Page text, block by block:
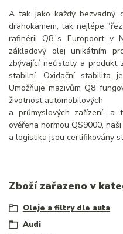
A tak jako každý bezvadný
drahokamem, tak nejlépe
rafinérii Q8´s Europoort v
základový olej unikátním
zbývající nečistoty a produkt
stabilní. Oxidační stabilita
Umožňuje mazivům Q8
životnost automobilových
a průmyslových zařízení, a
ověřena normou QS9000,
a logistika jsou certifikovány
Zboží zařazeno v
Oleje a filtry dle auta
Audi